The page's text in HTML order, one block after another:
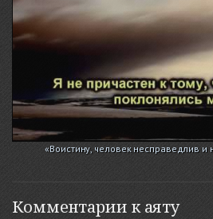
«Воистину, человек несправедлив и
Комментарии к аяту